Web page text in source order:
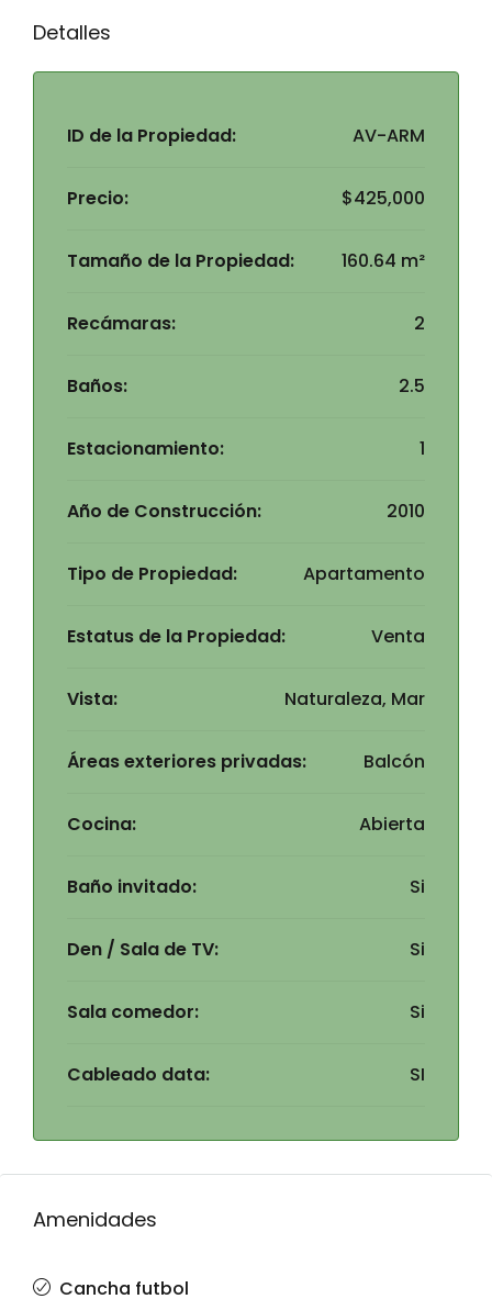
Detalles
ID de la Propiedad: AV-ARM
Precio: $425,000
Tamaño de la Propiedad: 160.64 m²
Recámaras: 2
Baños: 2.5
Estacionamiento: 1
Año de Construcción: 2010
Tipo de Propiedad: Apartamento
Estatus de la Propiedad: Venta
Vista: Naturaleza, Mar
Áreas exteriores privadas: Balcón
Cocina: Abierta
Baño invitado: Si
Den / Sala de TV: Si
Sala comedor: Si
Cableado data: SI
Amenidades
Cancha futbol